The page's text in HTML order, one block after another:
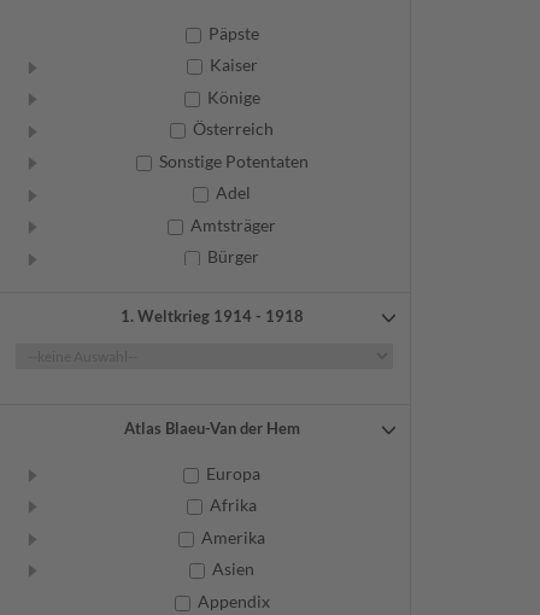
Päpste
Kaiser
Könige
Österreich
Sonstige Potentaten
Adel
Amtsträger
Bürger
Geistliche
Weitere
1. Weltkrieg 1914 - 1918
Atlas Blaeu-Van der Hem
Europa
Afrika
Amerika
Asien
Appendix